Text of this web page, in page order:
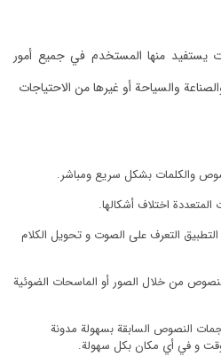
يستفيد منها المستخدم في جميع أمور
والسياحة أو غيرها من الاحتياجات
والكلمات بشكل سريع ومباشر.
المتعددة اختلاف أشكالها.
التعرف على الصوت و تحويل الكلام
من خلال الصور أو الماسحات الضوئية
النصوص السابقة بسهولة مدونة
وقت و في أي مكان بكل سهولة.